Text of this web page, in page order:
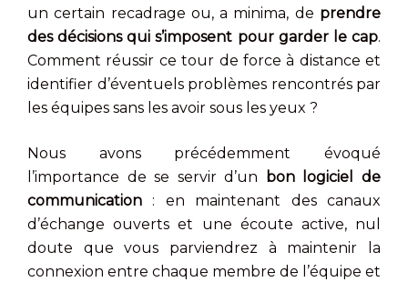
un certain recadrage ou, a minima, de prendre
des décisions qui s’imposent pour garder le cap.
Comment réussir ce tour de force à distance et
identifier d’éventuels problèmes rencontrés par
les équipes sans les avoir sous les yeux ?
Nous avons précédemment évoqué
l’importance de se servir d’un bon logiciel de
communication : en maintenant des canaux
d’échange ouverts et une écoute active, nul
doute que vous parviendrez à maintenir la
connexion entre chaque membre de l’équipe et